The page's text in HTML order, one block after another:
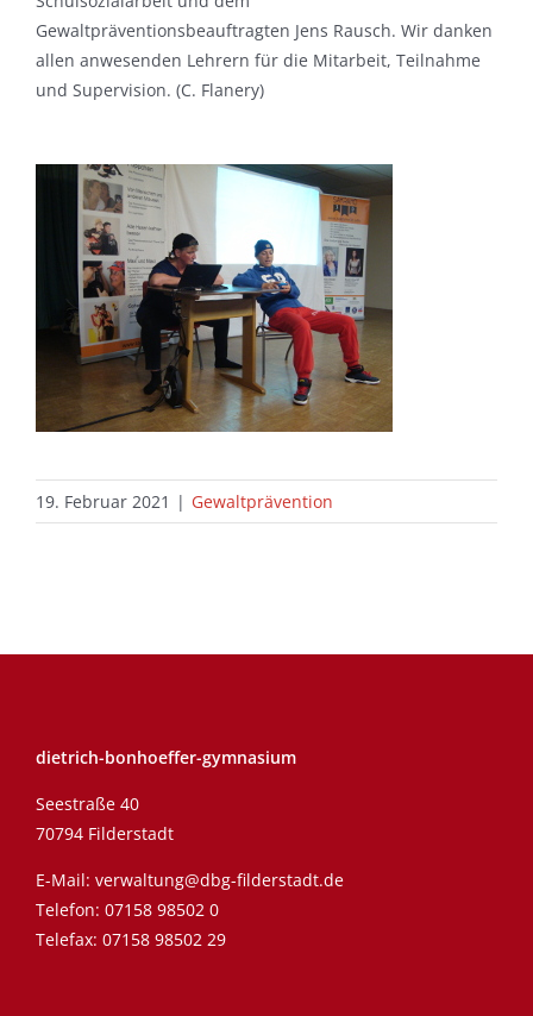
Gewaltpräventionsbeauftragten Jens Rausch. Wir danken
allen anwesenden Lehrern für die Mitarbeit, Teilnahme
und Supervision. (C. Flanery)
19. Februar 2021 | Gewaltprävention
dietrich-bonhoeffer-gymnasium
Seestraße 40
70794 Filderstadt
E-Mail: verwaltung@dbg-filderstadt.de
Telefon: 07158 98502 0
Telefax: 07158 98502 29